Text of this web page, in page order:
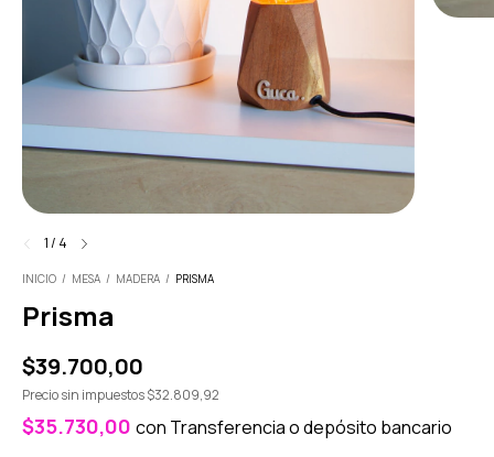
1/ 4
INICIO / MESA / MADERA / PRISMA
Prisma
$39.700,00
Precio sin impuestos$32.809,92
$35.730,00 con Transferencia o depósito bancario